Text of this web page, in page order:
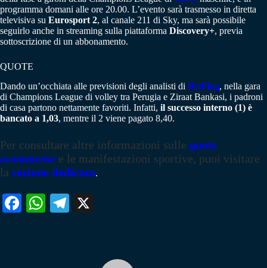
programma domani alle ore 20.00. L’evento sarà trasmesso in diretta
televisiva su Eurosport 2, al canale 211 di Sky, ma sarà possibile
seguirlo anche in streaming sulla piattaforma Discovery+, previa
sottoscrizione di un abbonamento.
QUOTE
Dando un’occhiata alle previsioni degli analisti di BetFlag, nella gara
di Champions League di volley tra Perugia e Ziraat Bankasi, i padroni
di casa partono nettamente favoriti. Infatti, il successo interno (1) è
bancato a 1,03, mentre il 2 viene pagato 8,40.
Per consultare altre informazioni sulle quote
scommesse e le manifestazioni sportive, puoi visitare
la sezione dedicata.
Fa W
Te